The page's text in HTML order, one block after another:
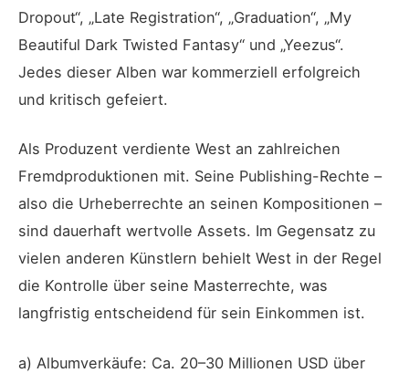
Dropout“, „Late Registration“, „Graduation“, „My
Beautiful Dark Twisted Fantasy“ und „Yeezus“.
Jedes dieser Alben war kommerziell erfolgreich
und kritisch gefeiert.
Als Produzent verdiente West an zahlreichen
Fremdproduktionen mit. Seine Publishing-Rechte –
also die Urheberrechte an seinen Kompositionen –
sind dauerhaft wertvolle Assets. Im Gegensatz zu
vielen anderen Künstlern behielt West in der Regel
die Kontrolle über seine Masterrechte, was
langfristig entscheidend für sein Einkommen ist.
a) Albumverkäufe: Ca. 20–30 Millionen USD über